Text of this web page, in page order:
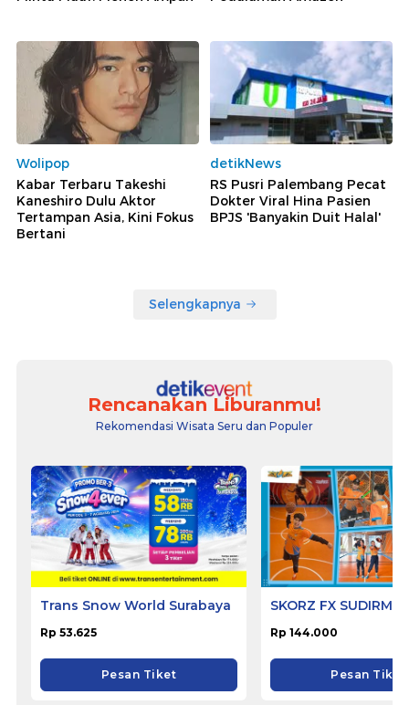
Wolipop
Kabar Terbaru Takeshi
Kaneshiro Dulu Aktor
Tertampan Asia, Kini Fokus
Bertani
detikNews
RS Pusri Palembang Pecat
Dokter Viral Hina Pasien
BPJS 'Banyakin Duit Halal'
Selengkapnya
Rencanakan Liburanmu!
Rekomendasi Wisata Seru dan Populer
Trans Snow World Surabaya
Rp 53.625
Pesan Tiket
SKORZ FX
Rp 144.000
Pesan Tiket